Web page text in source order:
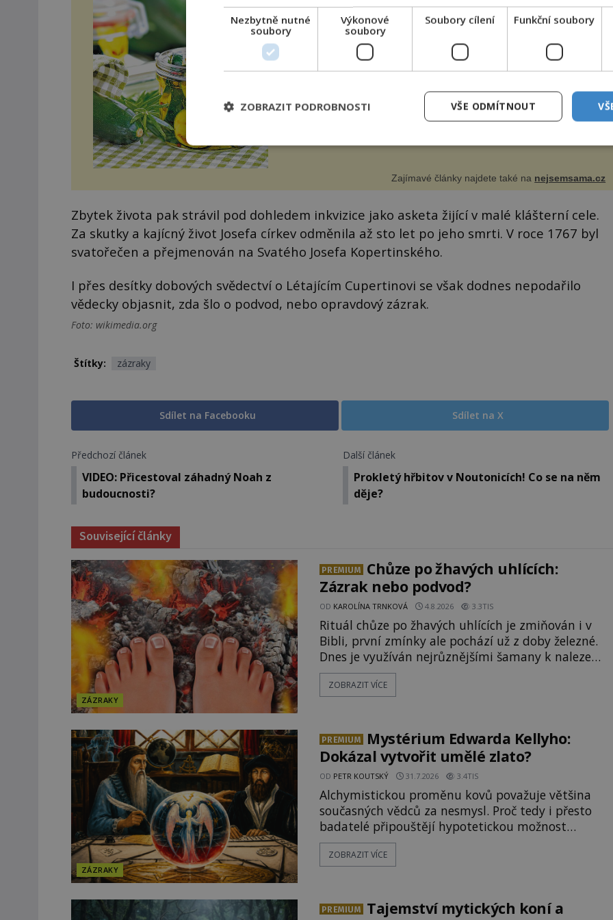
Naložit si můžete i cukety, včetně těch menších, které by už
nestihly dorůst. Potřebujete: ✿ 1 kg cuket ✿ 2 cibule ✿ 2
stroužky česneku ✿ 2 lžíce soli ✿ 2 snítky kopru ✿ hrst
petrželky Nálev: ✿ 400 m...
Zajímavé články najdete také na nejsemsama.cz
Zbytek života pak strávil pod dohledem inkvizice jako asketa žijící v malé klášterní cele.
Za skutky a kajícný život Josefa církev odměnila až sto let po jeho smrti. V roce 1767 byl
svatořečen a přejmenován na Svatého Josefa Kopertinského.
I přes desítky dobových svědectví o Létajícím Cupertinovi se však dodnes nepodařilo
vědecky objasnit, zda šlo o podvod, nebo opravdový zázrak.
Foto: wikimedia.org
Štítky: zázraky
Sdílet na Facebooku Sdílet na X
Předchozí článek
VIDEO: Přicestoval záhadný Noah z
budoucnosti?
Další článek
Prokletý hřbitov v Noutonicích! Co se na něm
děje?
Související články
ZÁZRAKY
PREMIUM
Chůze po žhavých uhlících:
Zázrak nebo podvod?
OD KAROLÍNA TRNKOVÁ 4.8.2026 3.3TIS
Rituál chůze po žhavých uhlících je zmiňován i v
Bibli, první zmínky ale pochází už z doby železné.
Dnes je využíván nejrůznějšími šamany k nalezení
spirituální síly či vnitřního klidu. Jak funguje a
proč si při něm člověk nepopálí nohy, což bylo
ZOBRAZIT VÍCE
ZÁZRAKY
PREMIUM
Mystérium Edwarda Kellyho:
Dokázal vytvořit umělé zlato?
OD PETR KOUTSKÝ 31.7.2026 3.4TIS
Alchymistickou proměnu kovů považuje většina
současných vědců za nesmysl. Proč tedy i přesto
badatelé připouštějí hypotetickou možnost
transmutace? Mohl její podstatu odhalit anglický
alchymista, vědec a dobrodruh Edward Kelly?
nesmrtelnou legendou již během
ZOBRAZIT VÍCE
PREMIUM
Tajemství mytických koní a
Nezbytně nutné
soubory
Výkonové
soubory
Soubory cílení Funkční soubory
VŠE ODMÍTNOUT
ZOBRAZIT PODROBNOSTI